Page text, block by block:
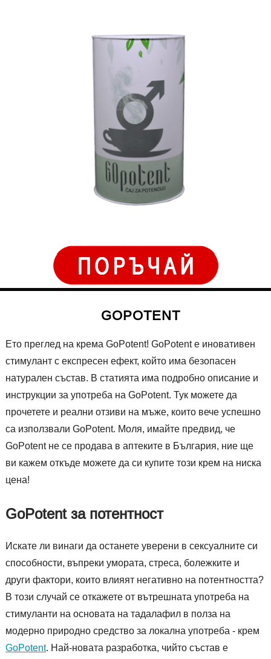
GOPOTENT
Ето преглед на крема GoPotent! GoPotent е иновативен
стимулант с експресен ефект, който има безопасен
натурален състав. В статията има подробно описание и
инструкции за употреба на GoPotent. Тук можете да
прочетете и реални отзиви на мъже, които вече успешно
са използвали GoPotent. Моля, имайте предвид, че
GoPotent не се продава в аптеките в България, ние ще
ви кажем откъде можете да си купите този крем на ниска
цена!
GoPotent за потентност
Искате ли винаги да останете уверени в сексуалните си
способности, въпреки умората, стреса, болежките и
други фактори, които влияят негативно на потентността?
В този случай се откажете от вътрешната употреба на
стимуланти на основата на тадалафил в полза на
модерно природно средство за локална употреба - крем
GoPotent. Най-новата разработка, чийто състав е